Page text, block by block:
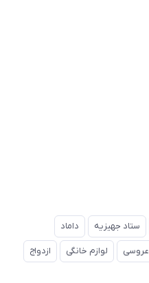
ستاد جهیزیه داماد
عروسی لوازم خانگی ازدواج